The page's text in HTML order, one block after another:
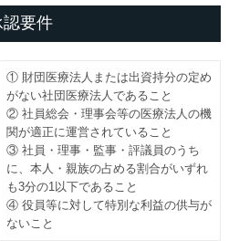
要件
① 財団医療法人または出資持分の定め
がない社団医療法人であること
② 社員総会・理事会等の医療法人の機
関が適正に運営されていること
③ 社員・理事・監事・評議員のうち
に、本人・親族の占める割合がいずれ
も3分の1以下であること
④ 役員等に対して特別な利益の供与が
ないこと